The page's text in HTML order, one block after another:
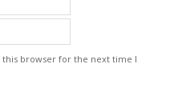
this browser for the next time I